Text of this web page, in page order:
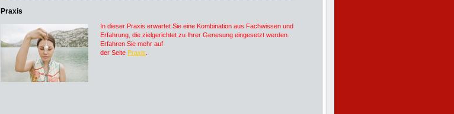
Praxis
In dieser Praxis erwartet Sie eine Kombination aus Fachwissen und
Erfahrung, die zielgerichtet zu Ihrer Genesung eingesetzt werden.
Erfahren Sie mehr auf
der Seite Praxis